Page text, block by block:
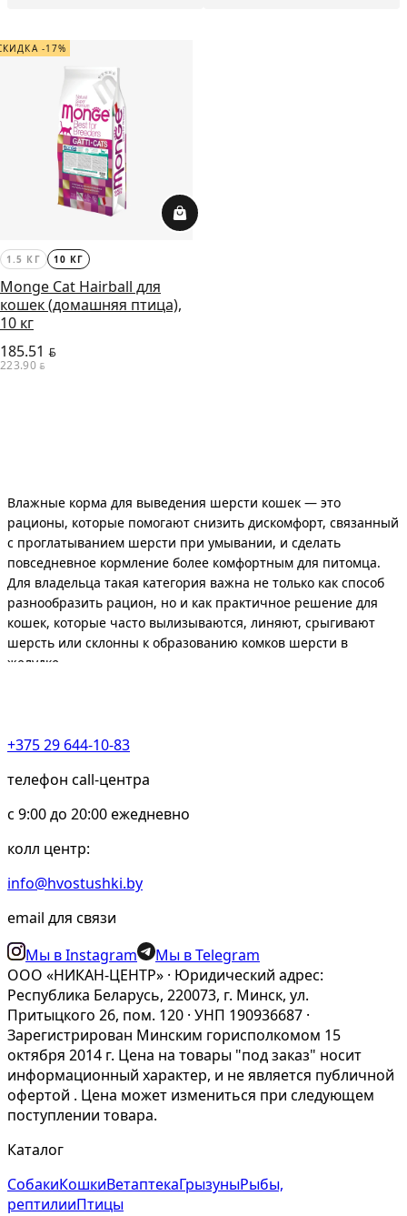
-17%
1.5 КГ 10 КГ
Monge Cat Hairball для
кошек (домашняя птица),
10 кг
185.51 BYN
223.90 BYN
Влажные корма для выведения шерсти кошек — это
рационы, которые помогают снизить дискомфорт, связанный
с проглатыванием шерсти при умывании, и сделать
повседневное кормление более комфортным для питомца.
Для владельца такая категория важна не только как способ
разнообразить рацион, но и как практичное решение для
кошек, которые часто вылизываются, линяют, срыгивают
шерсть или склонны к образованию комков шерсти в
желудке.
на что смотреть при выборе и когда лучше ориентироваться
не только на надпись hairball, но и на общее состояние
кошки. Это особенно важно в категориях, где покупатель
конкретную повседневную задачу.
Когда кошке нужен корм для
выведения шерсти
Такие рационы чаще всего выбирают для длинношерстных
кошек, домашних питомцев с активным грумингом,
животных в период сезонной линьки и кошек, которые
периодически срыгивают шерсть. Логика выбора простая:
чем больше шерсти кошка проглатывает во время
умывания, тем выше шанс, что понадобится не только
вычёсывание, но и более подходящий рацион.
При этом важно понимать: корм для выведения шерсти не
заменяет уход и не решает все проблемы сам по себе. Он
работает лучше как часть повседневной системы — вместе с
регулярным вычёсыванием, доступом к воде и спокойным
редко и чувствует себя хорошо, это одна ситуация. Если
эпизоды повторяются часто, есть запор, снижение аппетита
+375 29 644-10-83
телефон call-центра
c 9:00 до 20:00 ежедневно
колл центр:
info@hvostushki.by
email для связи
Мы в Instagram
Мы в Telegram
ООО «НИКАН-ЦЕНТР» · Юридический адрес:
Республика Беларусь, 220073, г. Минск, ул.
Притыцкого 26, пом. 120 · УНП 190936687 ·
Зарегистрирован Минским горисполкомом 15
октября 2014 г. Цена на товары "под заказ" носит
информационный характер, и не является публичной
офертой . Цена может измениться при следующем
поступлении товара.
Каталог
СобакиКошкиВетаптекаГрызуныРыбы,
рептилииПтицы